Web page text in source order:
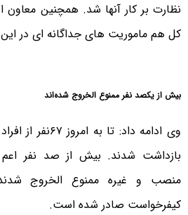
نظارت بر کار آنها شد. همچنین معاون
کل هم ماموریت های جداگانه ای در این
بیش از یکصد نفر ممنوع الخروج شده‌اند
وی ادامه داد: تا
بازداشت شدند. بیش از صد نفر
کیفرخواست صادر شده است.